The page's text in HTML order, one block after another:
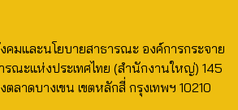
คมและนโยบายสาธารณะ องค์การกระจาย
รณะแห่งประเทศไทย (สำนักงานใหญ่) 145
ลาดบางเขน เขตหลักสี่ กรุงเทพฯ 10210